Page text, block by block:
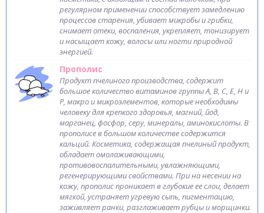
регулярном применении способствует замедлению
процессов старения, убивает микробы и грибки,
снимает отеки, воспаления, укрепляет, тонизирует
и насыщает кожу, волосы или ногти природной
энергией.
Прополис
Продукт пчелиного производства, содержит
большое количество витаминов группы A, B, С, Е, Н и
Р, макро и микроэлементов, которые необходимы
человеку для крепкого здоровья, магний, йод,
марганец, фосфор, серу, минералы, аминокислоты. В
прополисе в большом количестве содержится
кальций. Косметика, содержащая пчелиный продукт,
обладает омолаживающими,
противовоспалительными, увлажняющими,
регенерирующими свойствами. При на несении на
кожу, прополис проникает в глубокие ее слои, делает
мягкой, устраняет угревую сыпь, пигментацию,
заживляет ранки, разглаживает рубцы и морщинки.